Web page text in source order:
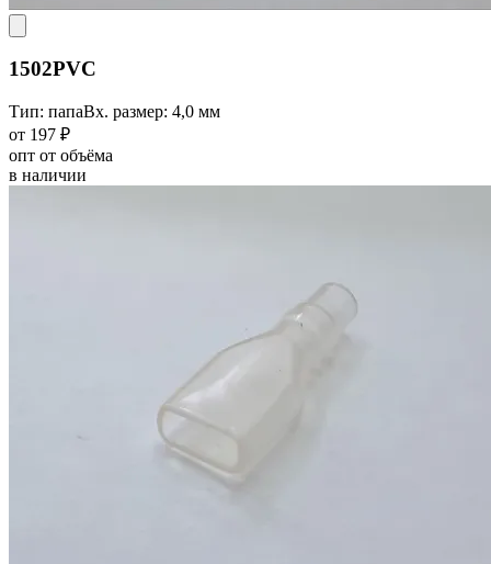
1502PVC
Тип: папаВх. размер: 4,0 мм
от 197 ₽
опт от объёма
в наличии